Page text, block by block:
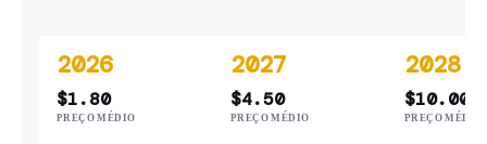
2026
$1.80
PREÇO MÉDIO
2027
$4.50
PREÇO MÉDIO
2028
$10.00
PREÇO MÉDIO